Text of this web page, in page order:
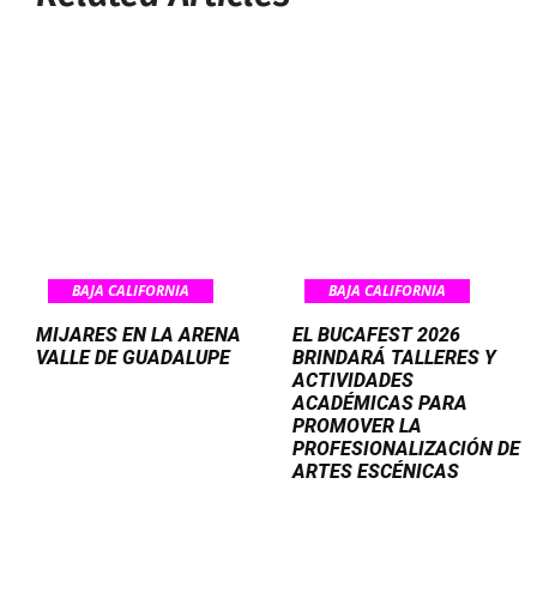
BAJA CALIFORNIA
MIJARES EN LA ARENA
VALLE DE GUADALUPE
BAJA CALIFORNIA
EL BUCAFEST 2026
BRINDARÁ TALLERES Y
ACTIVIDADES
ACADÉMICAS PARA
PROMOVER LA
PROFESIONALIZACIÓN DE
ARTES ESCÉNICAS